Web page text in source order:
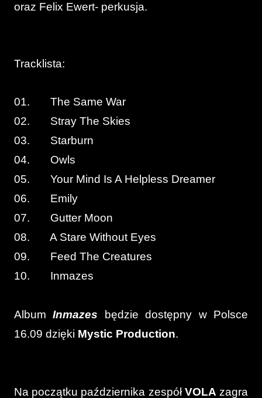
oraz Felix Ewert- perkusja.
Tracklista:
01. The Same War
02. Stray The Skies
03. Starburn
04. Owls
05. Your Mind Is A Helpless Dreamer
06. Emily
07. Gutter Moon
08. A Stare Without Eyes
09. Feed The Creatures
10. Inmazes
AlbumInmazes będzie dostępny w Polsce
16.09 dzięki Mystic Production.
Na początku października zespół VOLA zagra